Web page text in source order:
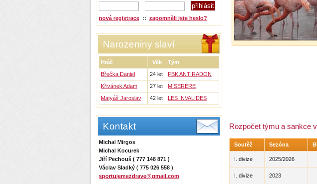
nová registrace :: zapomněli jste heslo?
Narozeniny slaví
Hráč Věk
Tým
Břečka Daniel
24 let
FBK ANTIRADON
Křivánek Adam
27 let
MISERERE
Matyáš Jaroslav
42 let LES INVALIDES
Kontakt
Michal Mirgos
Michal Kocurek
Jiří Pechouš ( 777 148 871 )
Václav Sladký ( 775 026 558 )
sportujemezdrave@gmail.com
Rozpočet týmu a sankce
Soutěž Sezóna
I. divize 2025/2026
I. divize 2023